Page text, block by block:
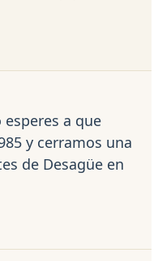
a que
y cerramos una
de Desagüe en